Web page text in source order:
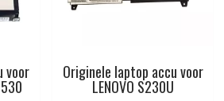
voor Originele laptop accu voor
LENOVO S230U